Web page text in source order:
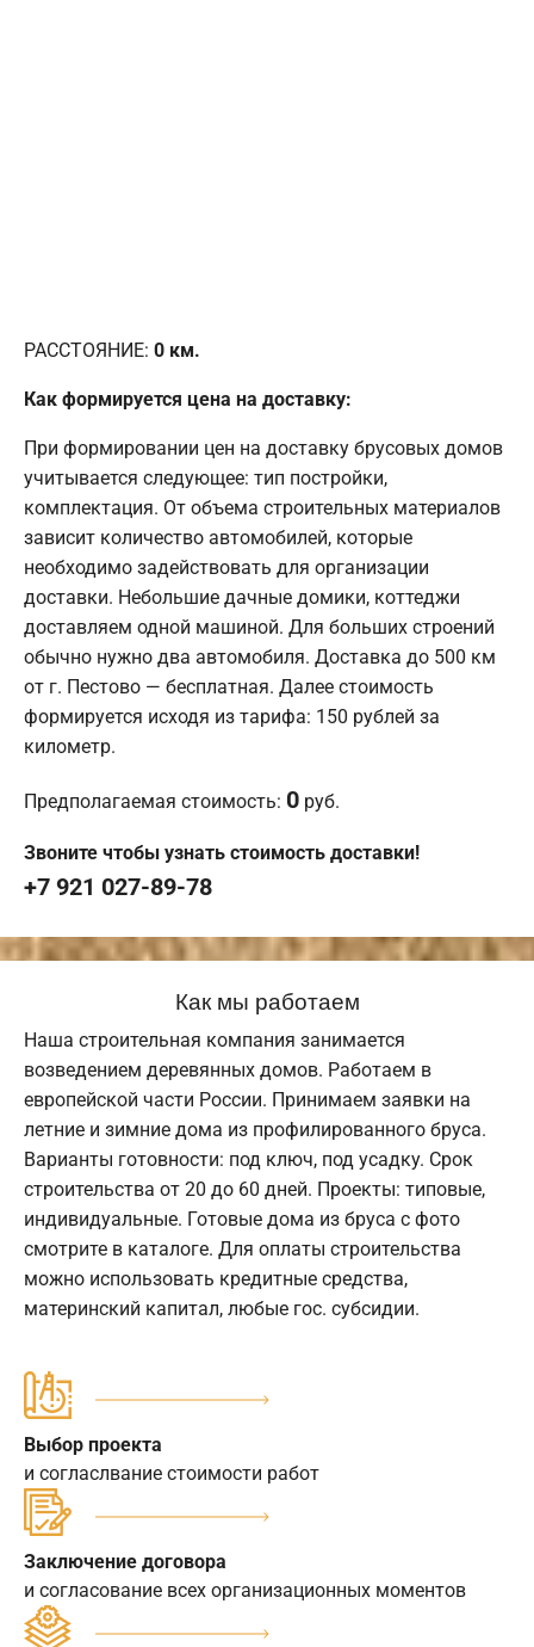
РАССТОЯНИЕ: 0 км.
Как формируется цена на доставку:
При формировании цен на доставку брусовых домов
учитывается следующее: тип постройки,
комплектация. От объема строительных материалов
зависит количество автомобилей, которые
необходимо задействовать для организации
доставки. Небольшие дачные домики, коттеджи
доставляем одной машиной. Для больших строений
обычно нужно два автомобиля. Доставка до 500 км
от г. Пестово — бесплатная. Далее стоимость
формируется исходя из тарифа: 150 рублей за
километр.
Предполагаемая стоимость: 0 руб.
Звоните чтобы узнать стоимость доставки!
+7 921 027-89-78
Как мы работаем
Наша строительная компания занимается
возведением деревянных домов. Работаем в
европейской части России. Принимаем заявки на
летние и зимние дома из профилированного бруса.
Варианты готовности: под ключ, под усадку. Срок
строительства от 20 до 60 дней. Проекты: типовые,
индивидуальные. Готовые дома из бруса с фото
смотрите в каталоге. Для оплаты строительства
можно использовать кредитные средства,
материнский капитал, любые гос. субсидии.
Выбор проекта
и согласлвание стоимости работ
Заключение договора
и согласование всех организационных моментов